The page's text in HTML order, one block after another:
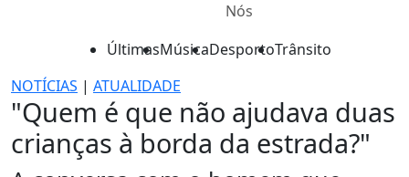
Nós
ÚltimasMúsicaDesportoTrânsito
NOTÍCIAS | ATUALIDADE
"Quem é que não ajudava duas
crianças à borda da estrada?"